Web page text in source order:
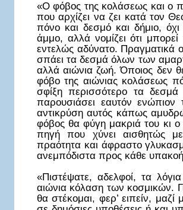
«Ο φόβος της κολάσεως και ο
που αρχίζει να ζει κατά τον
πόνο και δεσμό και δήμιο,
άμμο, αλλά νομίζει ότι
εντελώς αδύνατο. Πραγματικά
σπάει τα δεσμά όλων των
αλλά αιώνια ζωή. Όποιος δεν
φόβο της αιώνιας κολάσεως
σφίξη περισσότερο τα
παρουσιάσει εαυτόν
αντικρύση αυτός κάπως
φόβος θα φύγη μακριά του κι
πηγή που χύνει αισθητώς
πραότητα και άφραστο
ανεμπόδιστα προς κάθε
«Πιστέψατε, αδελφοί, τα
αιώνια κόλαση των κοσμικών.
θα στέκομαι, φερ’ ειπείν,